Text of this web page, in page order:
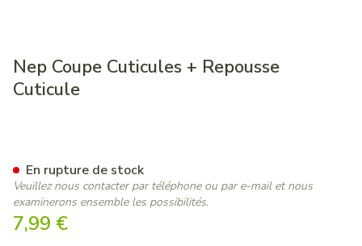
Nep Coupe Cuticules + Repousse
Cuticule
7,99 €
En rupture de stock
Veuillez nous contacter par téléphone ou par e-mail et nous
examinerons ensemble les possibilités.